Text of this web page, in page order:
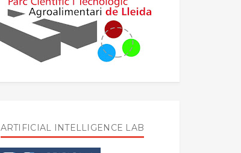
ARTIFICIAL INTELLIGENCE LAB